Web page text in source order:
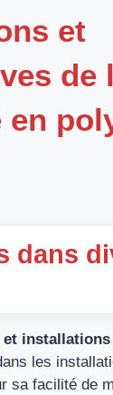
et
de
dans
installations
les
sa facilité de